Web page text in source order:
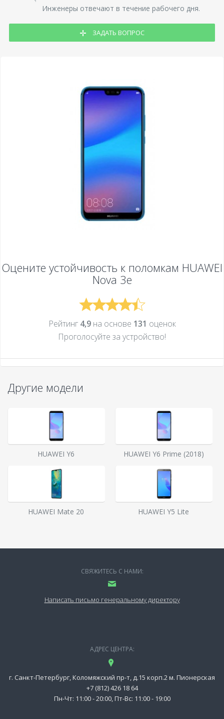
Инженеры отвечают в течение рабочего дня.
ЗАДАТЬ ВОПРОС
Оцените устойчивость к поломкам HUAWEI
Nova 3e
Рейтинг 4,9на основе 131 оценок
Проголосуйте за устройcтво!
Другие модели
HUAWEI Y6 HUAWEI Y6 Prime (2018)
HUAWEI Mate 20 HUAWEI Y5 Lite
СВЯЖИТЕСЬ С НАМИ:
Написать письмо генеральному директору
АДРЕС ЦЕНТРА:
г. Санкт-Петербург, Коломяжский пр-т, д.15 корп.2 м. Пионерская
+7 (812) 426 18 64
Пн-Чт: 11:00 - 20:00, Пт-Вс: 11:00 - 19:00